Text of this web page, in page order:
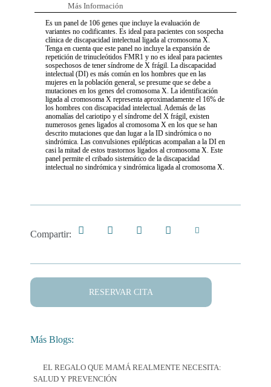
Más Información
Es un panel de 106 genes que incluye la evaluación de
variantes no codificantes. Es ideal para pacientes con sospecha
clínica de discapacidad intelectual ligada al cromosoma X.
Tenga en cuenta que este panel no incluye la expansión de
repetición de trinucleótidos FMR1 y no es ideal para pacientes
sospechosos de tener síndrome de X frágil. La discapacidad
intelectual (DI) es más común en los hombres que en las
mujeres en la población general, se presume que se debe a
mutaciones en los genes del cromosoma X. La identificación
ligada al cromosoma X representa aproximadamente el 16% de
los hombres con discapacidad intelectual. Además de las
anomalías del cariotipo y el síndrome del X frágil, existen
numerosos genes ligados al cromosoma X en los que se han
descrito mutaciones que dan lugar a la ID sindrómica o no
sindrómica. Las convulsiones epilépticas acompañan a la DI en
casi la mitad de estos trastornos ligados al cromosoma X. Este
panel permite el cribado sistemático de la discapacidad
intelectual no sindrómica y sindrómica ligada al cromosoma X.
Compartir:
RESERVAR CITA
Más Blogs:
EL REGALO QUE MAMÁ REALMENTE NECESITA:
SALUD Y PREVENCIÓN